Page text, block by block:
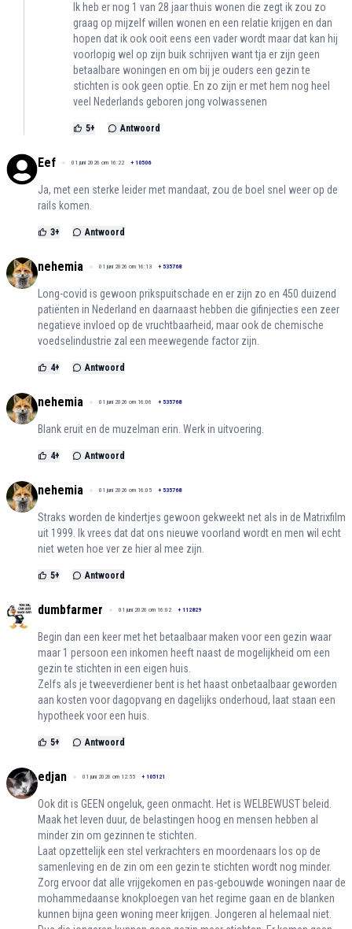
Ik heb er nog 1 van 28 jaar thuis wonen die zegt ik zou zo
graag op mijzelf willen wonen en een relatie krijgen en dan
hopen dat ik ook ooit eens een vader wordt maar dat kan hij
voorlopig wel op zijn buik schrijven want tja er zijn geen
betaalbare woningen en om bij je ouders een gezin te
stichten is ook geen optie. En zo zijn er met hem nog heel
veel Nederlands geboren jong volwassenen
5+ Antwoord
Eef 01 juni 2026 om 16:22 + 10506
Ja, met een sterke leider met mandaat, zou de boel snel weer op de
rails komen.
3+ Antwoord
nehemia 01 juni 2026 om 16:13 + 535768
Long-covid is gewoon prikspuitschade en er zijn zo en 450 duizend
patiënten in Nederland en daarnaast hebben die gifinjecties een zeer
negatieve invloed op de vruchtbaarheid, maar ook de chemische
voedselindustrie zal een meewegende factor zijn.
4+ Antwoord
nehemia 01 juni 2026 om 16:06 + 535768
Blank eruit en de muzelman erin. Werk in uitvoering.
4+ Antwoord
nehemia 01 juni 2026 om 16:05 + 535768
Straks worden de kindertjes gewoon gekweekt net als in de Matrixfilm
uit 1999. Ik vrees dat dat ons nieuwe voorland wordt en men wil echt
niet weten hoe ver ze hier al mee zijn.
5+ Antwoord
dumbfarmer 01 juni 2026 om 16:02 + 112829
Begin dan een keer met het betaalbaar maken voor een gezin waar
maar 1 persoon een inkomen heeft naast de mogelijkheid om een
gezin te stichten in een eigen huis.
Zelfs als je tweeverdiener bent is het haast onbetaalbaar geworden
aan kosten voor dagopvang en dagelijks onderhoud, laat staan een
hypotheek voor een huis.
5+ Antwoord
edjan 01 juni 2026 om 12:55 + 105121
Ook dit is GEEN ongeluk, geen onmacht. Het is WELBEWUST beleid.
Maak het leven duur, de belastingen hoog en mensen hebben al
minder zin om gezinnen te stichten.
Laat opzettelijk een stel verkrachters en moordenaars los op de
samenleving en de zin om een gezin te stichten wordt nog minder.
Zorg ervoor dat alle vrijgekomen en pas-gebouwde woningen naar de
mohammedaanse knokploegen van het regime gaan en de blanken
kunnen bijna geen woning meer krijgen. Jongeren al helemaal niet.